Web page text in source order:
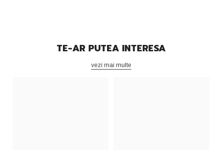
TE-AR PUTEA INTERESA
vezi mai multe